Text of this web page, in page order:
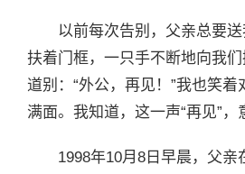
以前每次告别，父亲总要
扶着门框，一只手不断地向我
道别：“外公，再见！”我也笑
满面。我知道，这一声“再见”
1998年10月8日早晨，父